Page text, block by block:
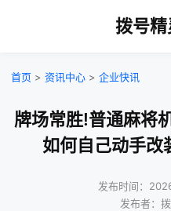
拨号
首页 > 资讯中心 > 企业快讯
牌场常胜!普通麻将
如何自己动手改
发布时间：
发布者：